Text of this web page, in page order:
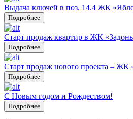
Выдача ключей в поз. 14.4 ЖК
Подробнее
Старт продаж квартир в ЖК
Подробнее
Старт продаж нового проекта – ЖК
Подробнее
С Новым годом и Рождеством!
Подробнее